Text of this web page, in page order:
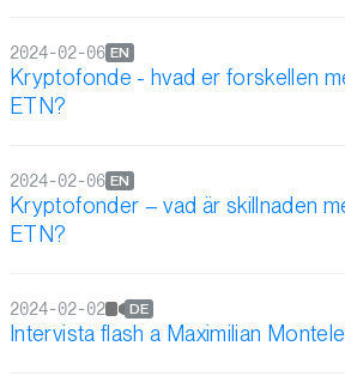
Kryptofonde - hvad er forskellen
ETN?
EN
2024-02-06
Kryptofonder – vad är skillnaden
ETN?
EN
2024-02-06
Intervista flash a Maximilian
DE
2024-02-02